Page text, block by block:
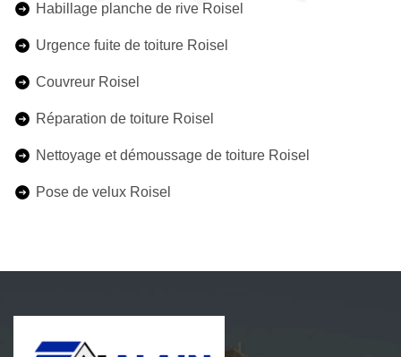
Habillage planche de rive Roisel
Urgence fuite de toiture Roisel
Couvreur Roisel
Réparation de toiture Roisel
Nettoyage et démoussage de toiture Roisel
Pose de velux Roisel